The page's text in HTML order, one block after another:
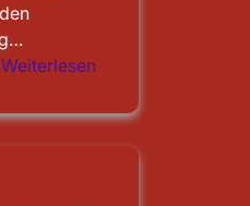
Weiterlesen
Main-